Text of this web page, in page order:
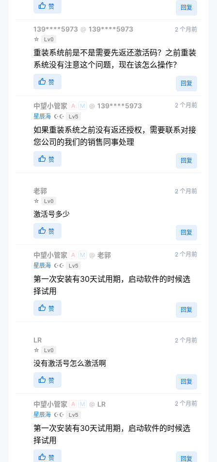
赞 回复
139****5973 @ 139****5973
☆ Lv0
2 个月前
重装系统前是不是需要先返还激活码？之前重装
系统没有注意这个问题，现在该怎么操作？
赞 回复
中望小管家 A M @ 139****5973
星辰海 ☪☪ Lv5
2 个月前
如果重装系统之前没有返还授权，需要联系对接
您公司的我们的销售同事处理
赞 回复
老郭
☆ Lv0
2 个月前
激活号多少
赞 回复
中望小管家 A M @ 老郭
星辰海 ☪☪ Lv5
2 个月前
第一次安装有30天试用期，启动软件的时候选
择试用
赞 回复
LR
☆ Lv0
2 个月前
没有激活号怎么激活啊
赞 回复
中望小管家 A M @ LR
星辰海 ☪☪ Lv5
2 个月前
第一次安装有30天试用期，启动软件的时候选
择试用
赞 回复